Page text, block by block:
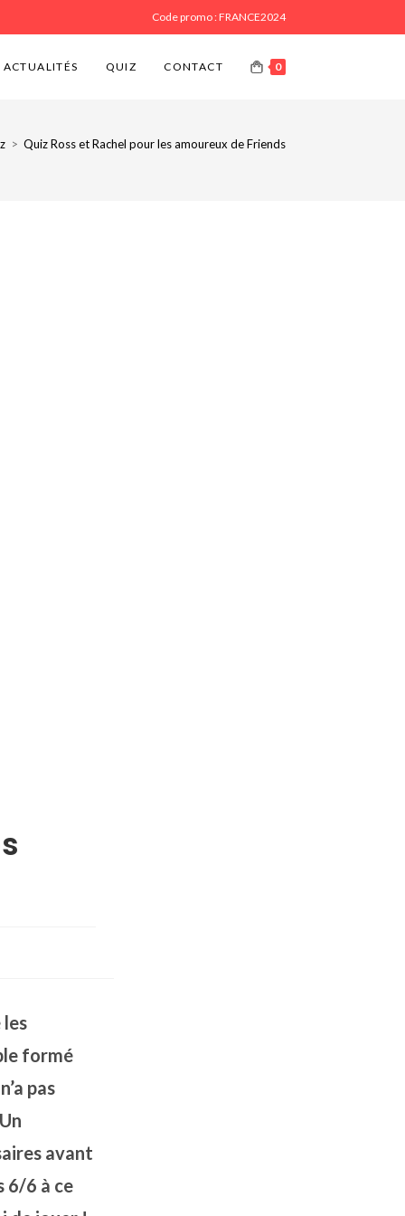
Code promo : FRANCE2024
ACTUALITÉS QUIZ CONTACT 0
> Quiz Ross et Rachel pour les amoureux de Friends
les
formé
pas
avant
6/6 à ce